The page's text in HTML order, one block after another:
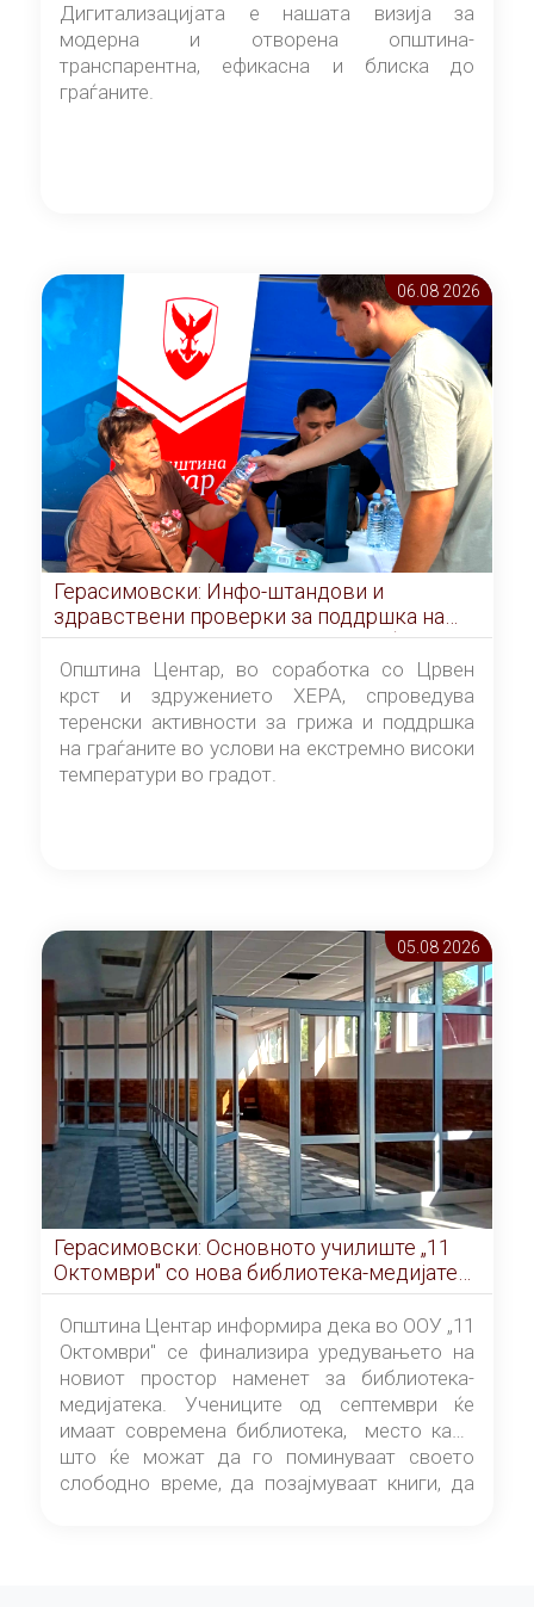
Дигитализацијата е нашата визија за
модерна и отворена општина-
транспарентна, ефикасна и блиска до
граѓаните.
06.08 2026
Герасимовски: Инфо-штандови и
здравствени проверки за поддршка на
граѓаните во услови на топлотен бран
Општина Центар, во соработка со Црвен
крст и здружението ХЕРА, спроведува
теренски активности за грижа и поддршка
на граѓаните во услови на екстремно високи
температури во градот.
05.08 2026
Герасимовски: Основното училиште „11
Октомври" со нова библиотека-медијатека
од септември
Општина Центар информира дека во ООУ „11
Октомври" се финализира уредувањето на
новиот простор наменет за библиотека-
медијатека. Учениците од септември ќе
имаат современа библиотека, место каде
што ќе можат да го поминуваат своето
слободно време, да позајмуваат книги, да